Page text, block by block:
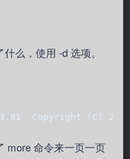
么，使用 -d 选项。
Copyright (C)
more 命令来一页一页